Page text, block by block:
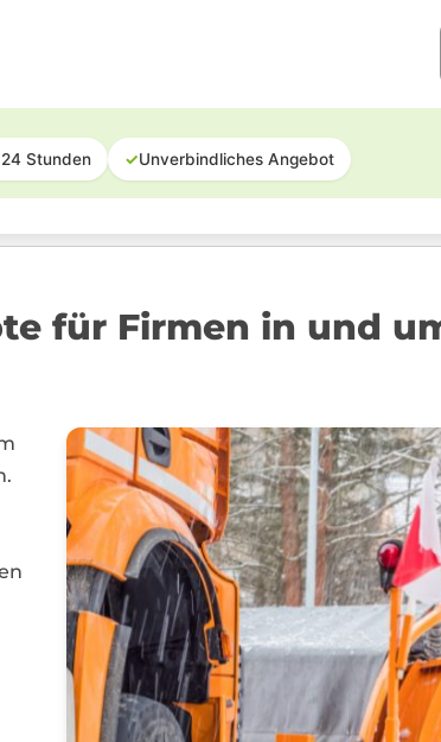
Stunden ✓Unverbindliches Angebot
für Firmen in und